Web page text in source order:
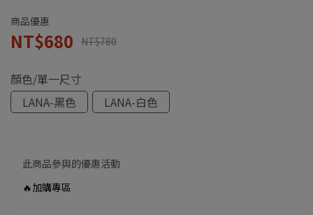
商品優惠
NT$680 NT$780
顏色/單一尺寸
LANA-黑色
LANA-白色
此商品參與的優惠活動
🔥加購專區